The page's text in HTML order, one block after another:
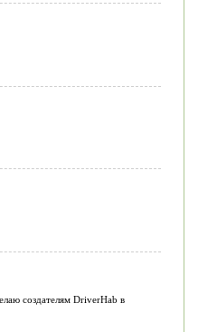
создателям DriverHab в